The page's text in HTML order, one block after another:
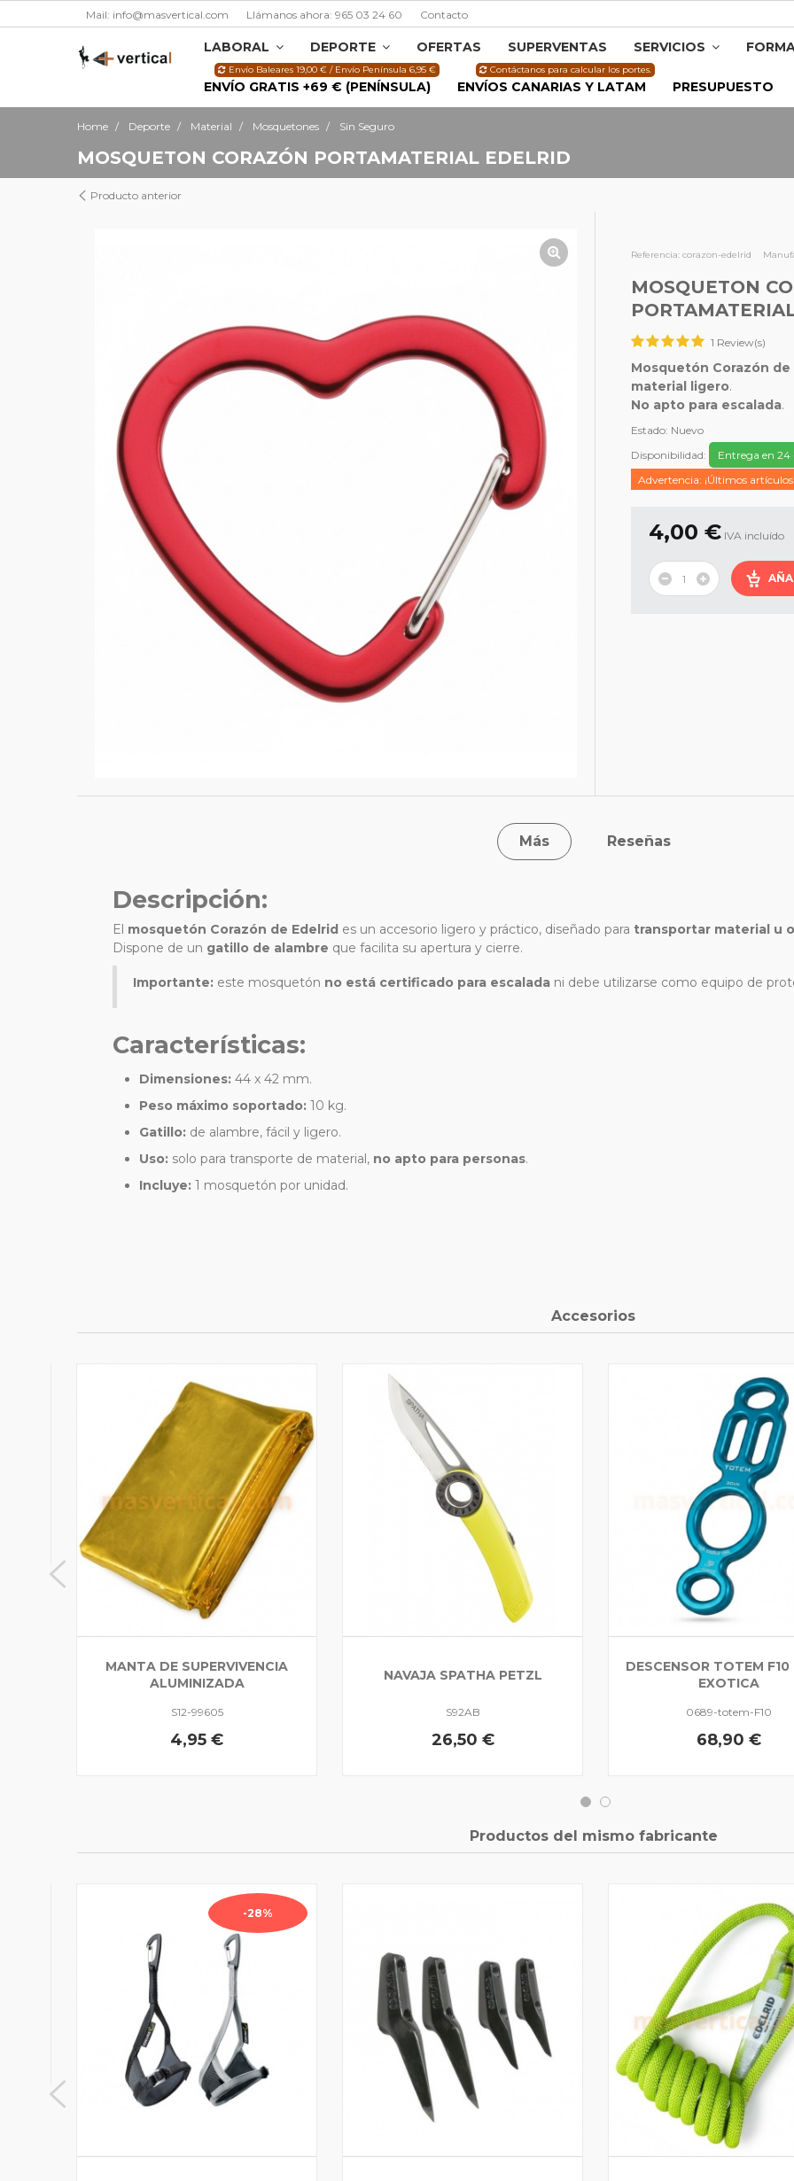
Mail: info@masvertical.com Llámanos ahora: 965 03 24 60 Contacto
LABORAL DEPORTE OFERTAS SUPERVENTAS SERVICIOS
ENVÍO GRATIS +69 € (PENÍNSULA)
Envío Baleares 19,00 € / Envío Península 6,95 €
ENVÍOS CANARIAS Y LATAM
Contáctanos para calcular los portes.
PRESUPUESTO
Home Deporte Material Mosquetones Sin Seguro
MOSQUETON CORAZÓN PORTAMATERIAL EDELRID
Producto anterior
Referencia: corazon-edelrid
MOSQUETON
1 Review(s)
Mosquetón Corazón
material ligero.
No apto para escalada.
Estado: Nuevo
Disponibilidad:
Entrega en 24
Advertencia: ¡Últimos
4,00 € IVA incluído
Más Reseñas
Descripción:
El mosquetón Corazón de Edelrid es un accesorio ligero y práctico, diseñado para transportar material u
Dispone de un gatillo de alambre que facilita su apertura y cierre.
Importante: este mosquetón no está certificado para escalada ni debe utilizarse como equipo de
Características:
Dimensiones: 44 x 42 mm.
Peso máximo soportado: 10 kg.
Gatillo: de alambre, fácil y ligero.
Uso: solo para transporte de material, no apto para personas.
Incluye: 1 mosquetón por unidad.
Accesorios
MANTA DE SUPERVIVENCIA
ALUMINIZADA
S12-99605
4,95 €
NAVAJA SPATHA PETZL
S92AB
26,50 €
DESCENSOR TOTEM F10
EXOTICA
0689-totem-F10
68,90 €
Productos del mismo fabricante
-28%